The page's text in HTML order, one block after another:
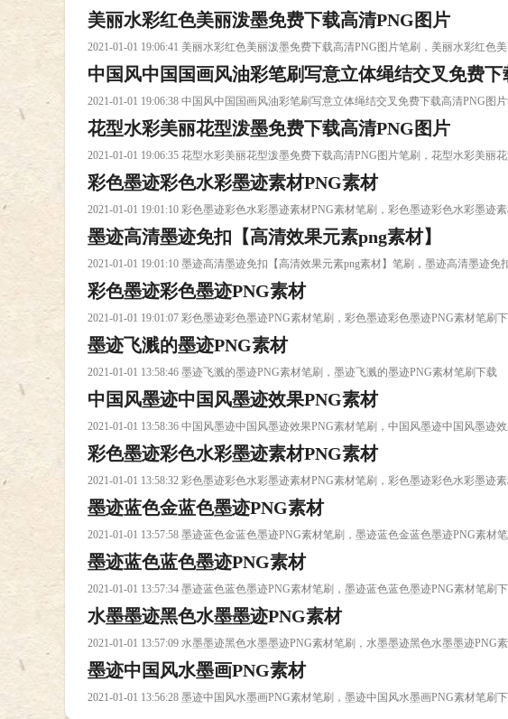
美丽水彩红色美丽泼墨免费下载高清PNG图片
2021-01-01 19:06:41 美丽水彩红色美丽泼墨免费下载高清PNG图片笔刷，美丽水彩红色
中国风中国国画风油彩笔刷写意立体绳结交叉免费
2021-01-01 19:06:38 中国风中国国画风油彩笔刷写意立体绳结交叉免费下载高清PNG
载高清PNG图片笔刷下载
花型水彩美丽花型泼墨免费下载高清PNG图片
2021-01-01 19:06:35 花型水彩美丽花型泼墨免费下载高清PNG图片笔刷，花型水彩美丽
彩色墨迹彩色水彩墨迹素材PNG素材
2021-01-01 19:01:10 彩色墨迹彩色水彩墨迹素材PNG素材笔刷，彩色墨迹彩色水彩墨迹
墨迹高清墨迹免扣【高清效果元素png素材】
2021-01-01 19:01:10 墨迹高清墨迹免扣【高清效果元素png素材】笔刷，墨迹高清墨迹
彩色墨迹彩色墨迹PNG素材
2021-01-01 19:01:07 彩色墨迹彩色墨迹PNG素材笔刷，彩色墨迹彩色墨迹PNG素材笔刷
墨迹飞溅的墨迹PNG素材
2021-01-01 13:58:46 墨迹飞溅的墨迹PNG素材笔刷，墨迹飞溅的墨迹PNG素材笔刷下载
中国风墨迹中国风墨迹效果PNG素材
2021-01-01 13:58:36 中国风墨迹中国风墨迹效果PNG素材笔刷，中国风墨迹中国风墨迹
彩色墨迹彩色水彩墨迹素材PNG素材
2021-01-01 13:58:32 彩色墨迹彩色水彩墨迹素材PNG素材笔刷，彩色墨迹彩色水彩墨迹
墨迹蓝色金蓝色墨迹PNG素材
2021-01-01 13:57:58 墨迹蓝色金蓝色墨迹PNG素材笔刷，墨迹蓝色金蓝色墨迹PNG素材
墨迹蓝色蓝色墨迹PNG素材
2021-01-01 13:57:34 墨迹蓝色蓝色墨迹PNG素材笔刷，墨迹蓝色蓝色墨迹PNG素材笔刷
水墨墨迹黑色水墨墨迹PNG素材
2021-01-01 13:57:09 水墨墨迹黑色水墨墨迹PNG素材笔刷，水墨墨迹黑色水墨墨迹PNG
墨迹中国风水墨画PNG素材
2021-01-01 13:56:28 墨迹中国风水墨画PNG素材笔刷，墨迹中国风水墨画PNG素材笔刷